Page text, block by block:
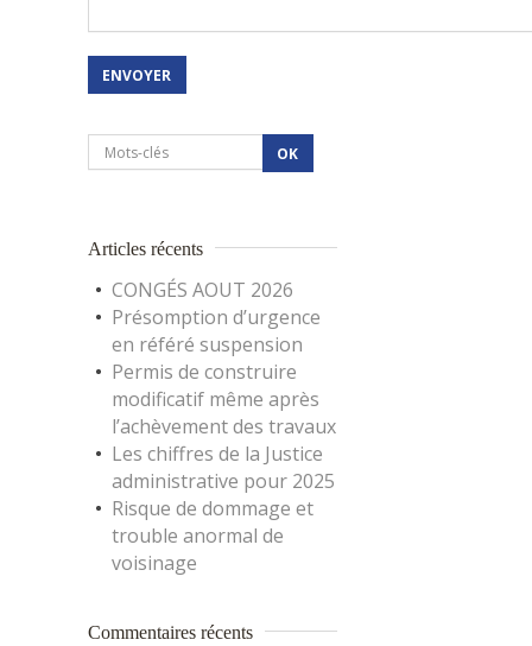
Articles récents
CONGÉS AOUT 2026
Présomption d’urgence
en référé suspension
Permis de construire
modificatif même après
l’achèvement des travaux
Les chiffres de la Justice
administrative pour 2025
Risque de dommage et
trouble anormal de
voisinage
Commentaires récents